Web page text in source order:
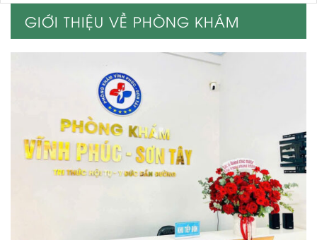
GIỚI THIỆU VỀ PHÒNG KHÁM